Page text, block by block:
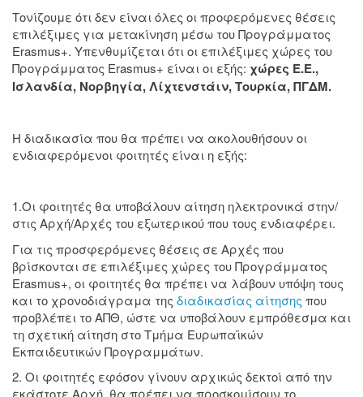
Τονίζουμε ότι δεν είναι όλες οι προφερόμενες θέσεις
επιλέξιμες για μετακίνηση μέσω του Προγράμματος
Erasmus+. Υπενθυμίζεται ότι οι επιλέξιμες χώρες του
Προγράμματος Erasmus+ είναι οι εξής: χώρες Ε.Ε.,
Ισλανδία, Νορβηγία, Λίχτενστάιν, Τουρκία, ΠΓΔΜ.
Η διαδικασία που θα πρέπει να ακολουθήσουν οι
ενδιαφερόμενοι φοιτητές είναι η εξής:
1.Οι φοιτητές θα υποβάλουν αίτηση ηλεκτρονικά στην/
στις Αρχή/Αρχές του εξωτερικού που τους ενδιαφέρει.
Για τις προσφερόμενες θέσεις σε Αρχές που
βρίσκονται σε επιλέξιμες χώρες του Προγράμματος
Erasmus+, οι φοιτητές θα πρέπει να λάβουν υπόψη τους
και το χρονοδιάγραμα της διαδικασίας αίτησης που
προβλέπει το ΑΠΘ, ώστε να υποβάλουν εμπρόθεσμα και
τη σχετική αίτηση στο Τμήμα Ευρωπαϊκών
Εκπαιδευτικών Προγραμμάτων.
2. Οι φοιτητές εφόσον γίνουν αρχικώς δεκτοί από την
εκάστοτε Αρχή, θα πρέπει να προσκομίσουν το